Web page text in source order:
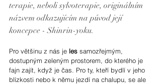
terapie, neboli sylvoterapie, originálním
názvem odkazujícím na původ její
koncepce - Shinrin-yoku.
Pro většinu z nás je les samozřejmým,
dostupným zeleným prostorem, do kterého je
fajn zajít, když je čas. Pro ty, kteří bydlí v jeho
blízkosti nebo k němu jezdí na chalupu, se ale